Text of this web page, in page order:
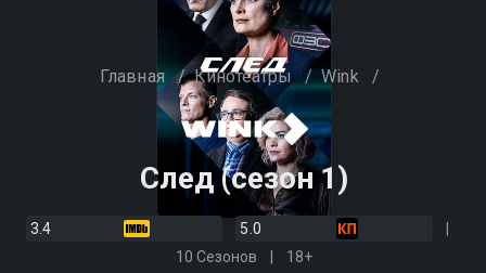
Главная / Кинотеатры / Wink /
След (сезон 1)
3.4
5.0
10 Сезонов
18+